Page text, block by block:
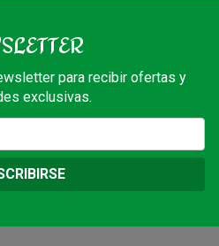
para recibir ofertas y
exclusivas.